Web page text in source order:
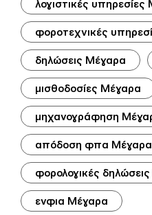
λογιστικές
φοροτεχνικές
δηλώσεις Μέγαρα
μισθοδοσίες Μέγαρα
μηχανογράφηση
απόδοση φπα Μέγαρα
φορολογικές
ενφια Μέγαρα